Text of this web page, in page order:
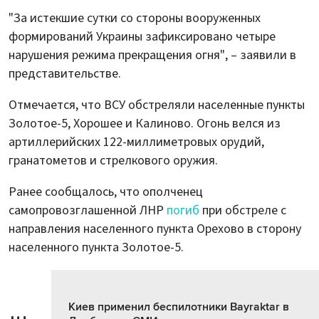
"За истекшие сутки со стороны вооруженных
формирований Украины зафиксировано четыре
нарушения режима прекращения огня", – заявили в
представительстве.
Отмечается, что ВСУ обстреляли населенные пункты
Золотое-5, Хорошее и Калиново. Огонь велся из
артиллерийских 122-миллиметровых орудий,
гранатометов и стрелкового оружия.
Ранее сообщалось, что ополченец
самопровозглашенной ЛНР погиб при обстреле с
направления населенного пункта Орехово в сторону
населенного пункта Золотое-5.
Киев применил беспилотники Bayraktar в